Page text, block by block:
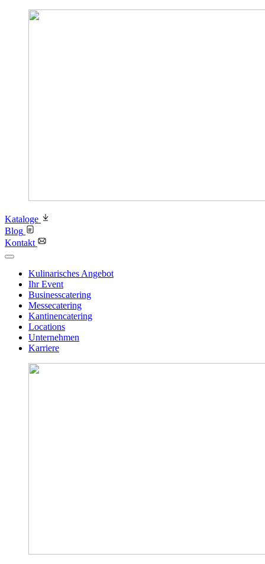
Kataloge
Blog
Kontakt
Kulinarisches Angebot
Ihr Event
Businesscatering
Messecatering
Kantinencatering
Locations
Unternehmen
Karriere